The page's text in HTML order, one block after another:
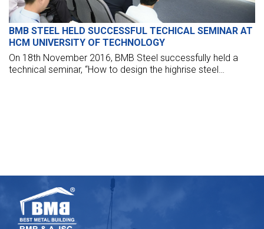
BMB STEEL HELD SUCCESSFUL TECHICAL SEMINAR AT
HCM UNIVERSITY OF TECHNOLOGY
On 18th November 2016, BMB Steel successfully held a
technical seminar, “How to design the highrise steel